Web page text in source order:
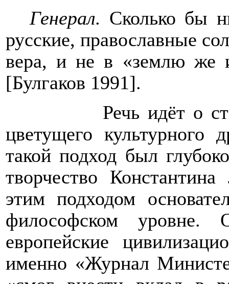
Генерал. Сколько бы
русские, православные
вера, и не в «землю же
[Булгаков 1991].
Речь идёт о
цветущего
такой подход был
творчество
этим подходом
философском
европейские
именно «Журнал